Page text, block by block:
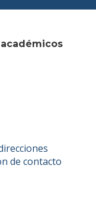
de contacto